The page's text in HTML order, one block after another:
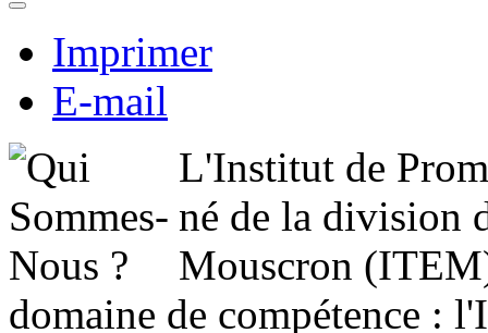
Imprimer
E-mail
L'Institut de
né de la division
Mouscron
domaine de compétence :